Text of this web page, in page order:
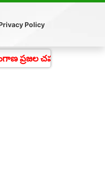
Policy
చప్పుడు గత 18